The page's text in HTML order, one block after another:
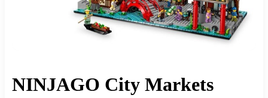
NINJAGO City Markets